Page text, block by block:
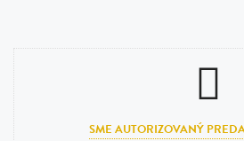
SME AUTORIZOVANÝ